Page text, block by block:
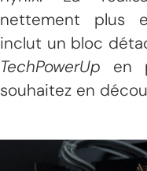
nettement plus
inclut un bloc
TechPowerUp en
souhaitez en